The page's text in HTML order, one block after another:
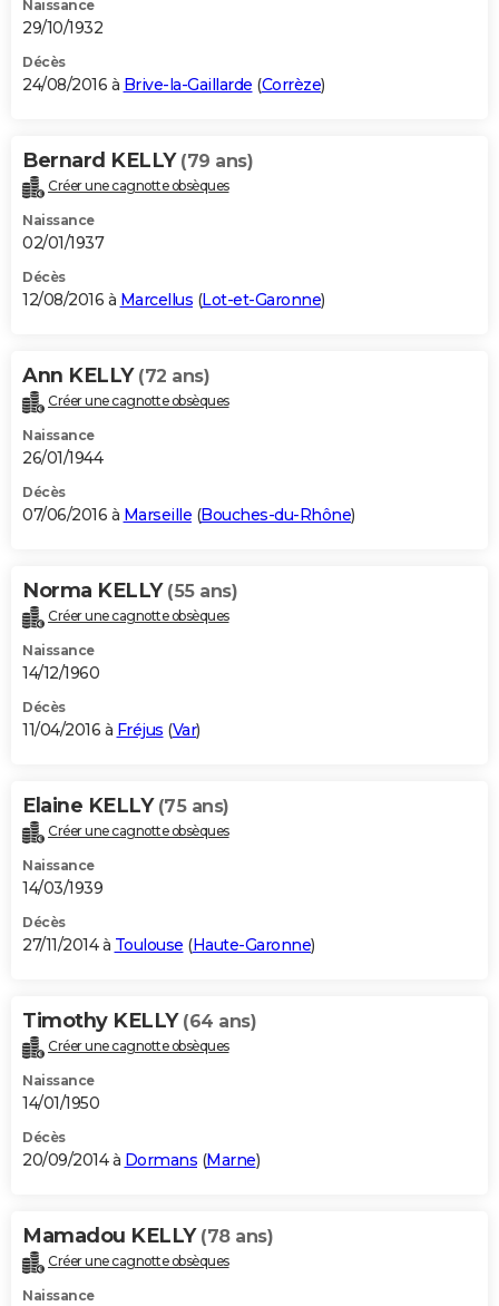
Naissance
29/10/1932
Décès
24/08/2016 à Brive-la-Gaillarde (Corrèze)
Bernard KELLY (79 ans)
Créer une cagnotte obsèques
Naissance
02/01/1937
Décès
12/08/2016 à Marcellus (Lot-et-Garonne)
Ann KELLY (72 ans)
Créer une cagnotte obsèques
Naissance
26/01/1944
Décès
07/06/2016 à Marseille (Bouches-du-Rhône)
Norma KELLY (55 ans)
Créer une cagnotte obsèques
Naissance
14/12/1960
Décès
11/04/2016 à Fréjus (Var)
Elaine KELLY (75 ans)
Créer une cagnotte obsèques
Naissance
14/03/1939
Décès
27/11/2014 à Toulouse (Haute-Garonne)
Timothy KELLY (64 ans)
Créer une cagnotte obsèques
Naissance
14/01/1950
Décès
20/09/2014 à Dormans (Marne)
Mamadou KELLY (78 ans)
Créer une cagnotte obsèques
Naissance